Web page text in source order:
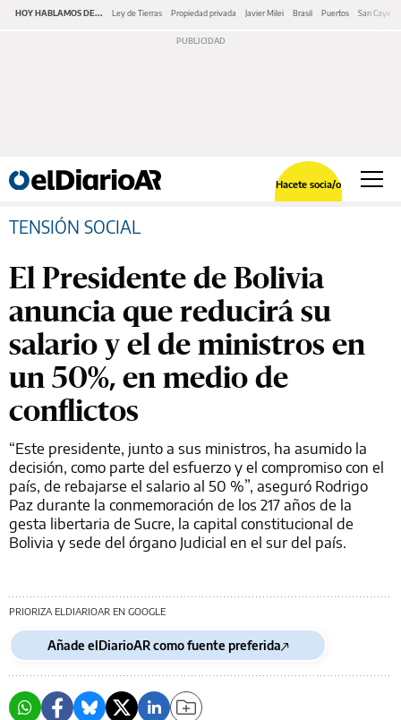
HOY HABLAMOS DE... Ley de Tierras Propiedad privada Javier Milei Brasil Puertos San
Hacete socia/o
TENSIÓN SOCIAL
El Presidente de Bolivia
anuncia que reducirá su
salario y el de ministros en
un 50%, en medio de
conflictos
“Este presidente, junto a sus ministros, ha asumido la
decisión, como parte del esfuerzo y el compromiso con el
país, de rebajarse el salario al 50 %”, aseguró Rodrigo
Paz durante la conmemoración de los 217 años de la
gesta libertaria de Sucre, la capital constitucional de
Bolivia y sede del órgano Judicial en el sur del país.
PRIORIZA ELDIARIOAR EN GOOGLE
Añade elDiarioAR como fuente preferida